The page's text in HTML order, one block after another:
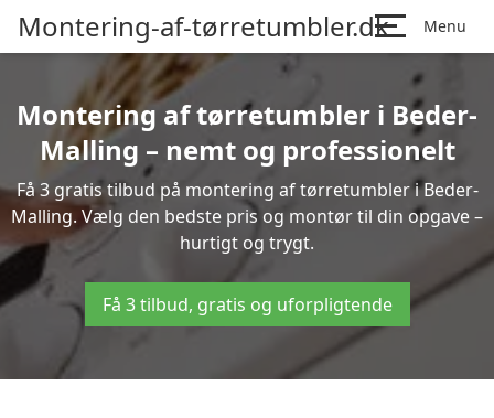
Montering-af-tørretumbler.dk Menu
Montering af tørretumbler i Beder-
Malling – nemt og professionelt
Få 3 gratis tilbud på montering af tørretumbler i Beder-
Malling. Vælg den bedste pris og montør til din opgave –
hurtigt og trygt.
Få 3 tilbud, gratis og uforpligtende